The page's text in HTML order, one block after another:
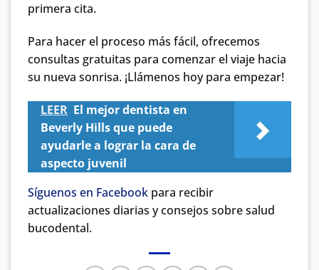
primera cita.
Para hacer el proceso más fácil, ofrecemos
consultas gratuitas para comenzar el viaje hacia
su nueva sonrisa. ¡Llámenos hoy para empezar!
LEER El mejor dentista en
Beverly Hills que puede
ayudarle a lograr la cara de
aspecto juvenil
Síguenos en Facebook para recibir
actualizaciones diarias y consejos sobre salud
bucodental.